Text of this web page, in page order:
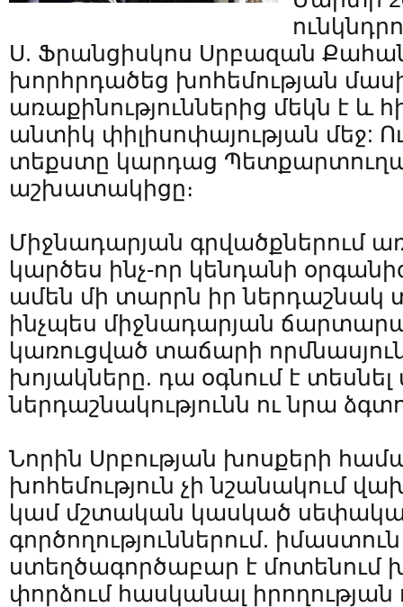
Ս. Ֆրանցիսկոս Սրբազան
խորհրդածեց խոհեմության
առաքինություններից մեկն է և
անտիկ փիլիսոփայության մեջ:
տեքստը կարդաց
աշխատակիցը։
Միջնադարյան գրվածքներում
կարծես ինչ-որ կենդանի
ամեն մի տարրն իր ներդաշնակ
ինչպես միջնադարյան
կառուցված տաճարի
խոյակները. դա օգնում է տեսնել
ներդաշնակությունն ու նրա
Նորին Սրբության խոսքերի
խոհեմություն չի նշանակում
կամ մշտական ​​կասկած
գործողություններում.
ստեղծագործաբար է մոտենում
փորձում հասկանալ իրողության